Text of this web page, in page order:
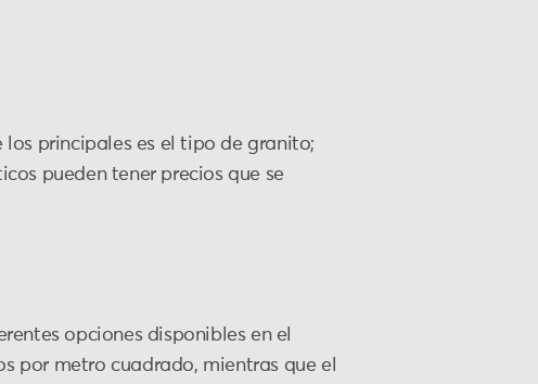
los principales es el tipo de granito;
pueden tener precios que se
opciones disponibles en el
por metro cuadrado, mientras que el